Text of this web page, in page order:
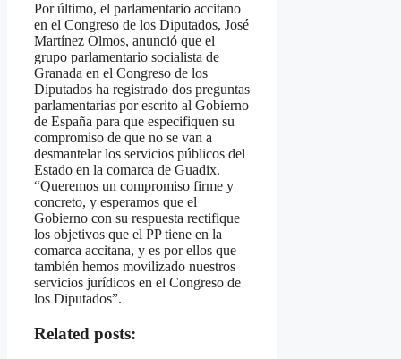
Por último, el parlamentario accitano
en el Congreso de los Diputados, José
Martínez Olmos, anunció que el
grupo parlamentario socialista de
Granada en el Congreso de los
Diputados ha registrado dos preguntas
parlamentarias por escrito al Gobierno
de España para que especifiquen su
compromiso de que no se van a
desmantelar los servicios públicos del
Estado en la comarca de Guadix.
“Queremos un compromiso firme y
concreto, y esperamos que el
Gobierno con su respuesta rectifique
los objetivos que el PP tiene en la
comarca accitana, y es por ellos que
también hemos movilizado nuestros
servicios jurídicos en el Congreso de
los Diputados”.
Related posts: